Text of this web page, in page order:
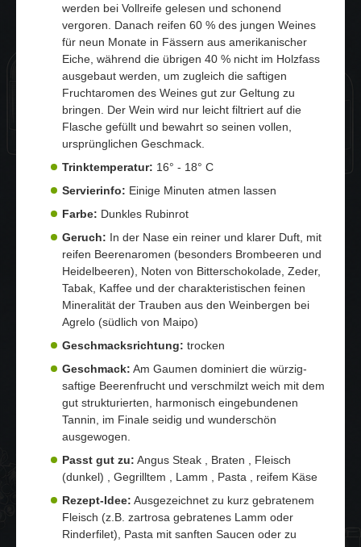
werden bei Vollreife gelesen und schonend
vergoren. Danach reifen 60 % des jungen Weines
für neun Monate in Fässern aus amerikanischer
Eiche, während die übrigen 40 % nicht im Holzfass
ausgebaut werden, um zugleich die saftigen
Fruchtaromen des Weines gut zur Geltung zu
bringen. Der Wein wird nur leicht filtriert auf die
Flasche gefüllt und bewahrt so seinen vollen,
ursprünglichen Geschmack.
Trinktemperatur: 16° - 18° C
Servierinfo: Einige Minuten atmen lassen
Farbe: Dunkles Rubinrot
Geruch: In der Nase ein reiner und klarer Duft, mit
reifen Beerenaromen (besonders Brombeeren und
Heidelbeeren), Noten von Bitterschokolade, Zeder,
Tabak, Kaffee und der charakteristischen feinen
Mineralität der Trauben aus den Weinbergen bei
Agrelo (südlich von Maipo)
Geschmacksrichtung: trocken
Geschmack: Am Gaumen dominiert die würzig-
saftige Beerenfrucht und verschmilzt weich mit dem
gut strukturierten, harmonisch eingebundenen
Tannin, im Finale seidig und wunderschön
ausgewogen.
Passt gut zu: Angus Steak , Braten , Fleisch
(dunkel) , Gegrilltem , Lamm , Pasta , reifem Käse
Rezept-Idee: Ausgezeichnet zu kurz gebratenem
Fleisch (z.B. zartrosa gebratenes Lamm oder
Rinderfilet), Pasta mit sanften Saucen oder zu